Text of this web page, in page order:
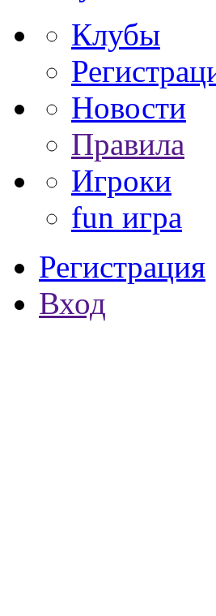
Клубы
Новости
Правила
Игроки
fun игра
Регистрация
Вход